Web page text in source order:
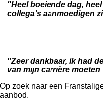
"Heel boeiende dag,
collega’s aanmoedigen
"Zeer dankbaar, ik had
van mijn carrière
Op zoek naar een
aanbod.